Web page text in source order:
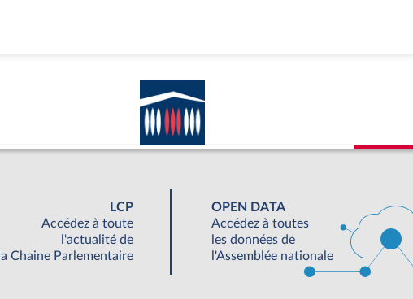
LCP
Accédez à toute
l'actualité de
la Chaine Parlementaire
OPEN DATA
Accédez à toutes
les données de
l'Assemblée nationale